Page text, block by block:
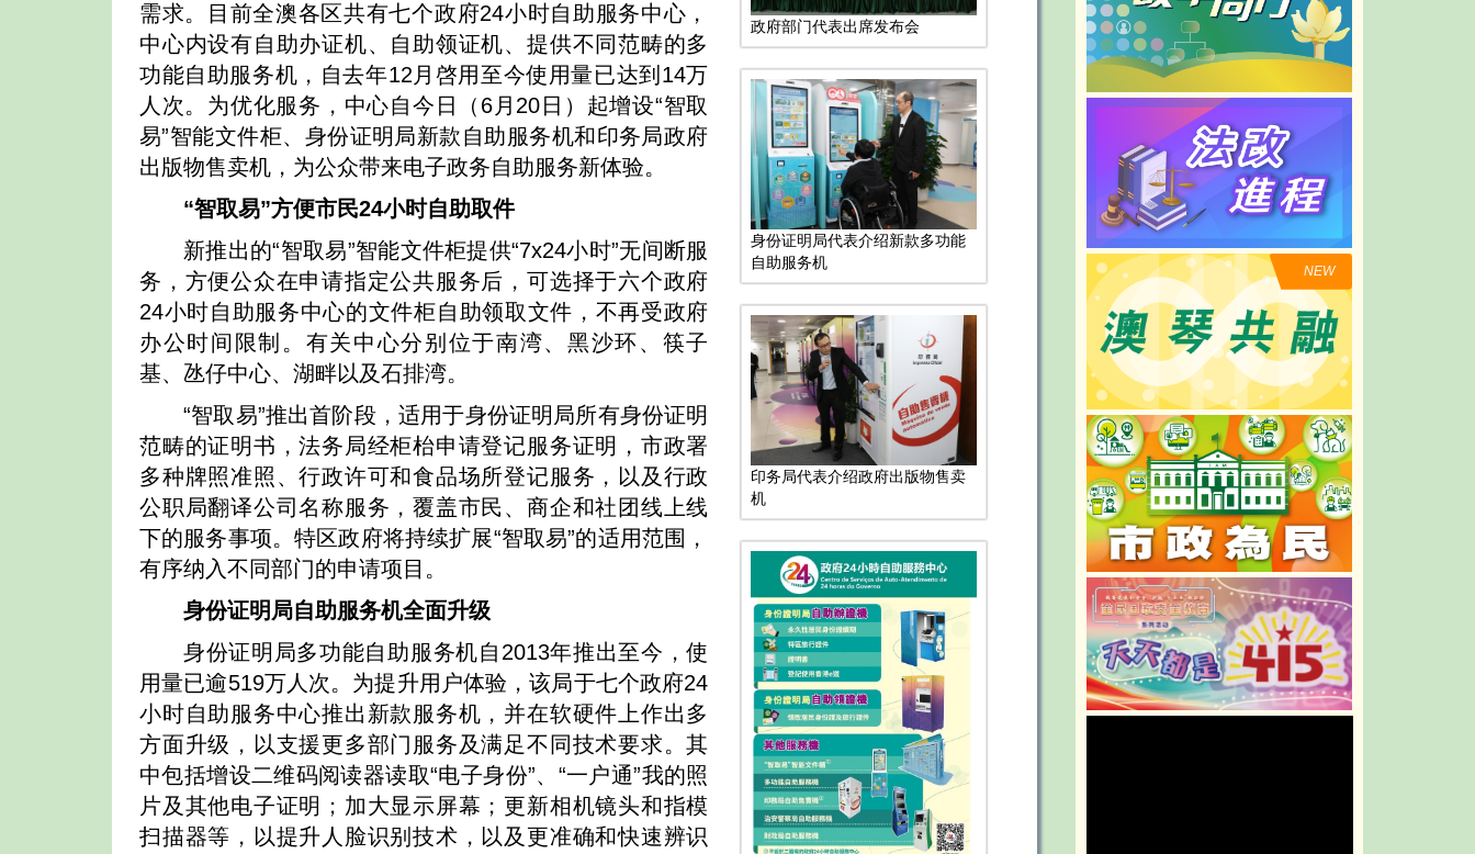
需求。目前全澳各区共有七个政府24小时自助服务中心，
中心内设有自助办证机、自助领证机、提供不同范畴的多
功能自助服务机，自去年12月啓用至今使用量已达到14万
人次。为优化服务，中心自今日（6月20日）起增设“智取
易”智能文件柜、身份证明局新款自助服务机和印务局政府
出版物售卖机，为公众带来电子政务自助服务新体验。
“智取易”方便市民24小时自助取件
新推出的“智取易”智能文件柜提供“7x24小时”无间断服
务，方便公众在申请指定公共服务后，可选择于六个政府
24小时自助服务中心的文件柜自助领取文件，不再受政府
办公时间限制。有关中心分别位于南湾、黑沙环、筷子
基、氹仔中心、湖畔以及石排湾。
“智取易”推出首阶段，适用于身份证明局所有身份证明
范畴的证明书，法务局经柜枱申请登记服务证明，市政署
多种牌照准照、行政许可和食品场所登记服务，以及行政
公职局翻译公司名称服务，覆盖市民、商企和社团线上线
下的服务事项。特区政府将持续扩展“智取易”的适用范围，
有序纳入不同部门的申请项目。
身份证明局自助服务机全面升级
身份证明局多功能自助服务机自2013年推出至今，使
用量已逾519万人次。为提升用户体验，该局于七个政府24
小时自助服务中心推出新款服务机，并在软硬件上作出多
方面升级，以支援更多部门服务及满足不同技术要求。其
中包括增设二维码阅读器读取“电子身份”、“一户通”我的照
片及其他电子证明；加大显示屏幕；更新相机镜头和指模
扫描器等，以提升人脸识别技术，以及更准确和快速辨识
政府部门代表出席发布会
身份证明局代表介绍新款多功能
自助服务机
印务局代表介绍政府出版物售卖
机